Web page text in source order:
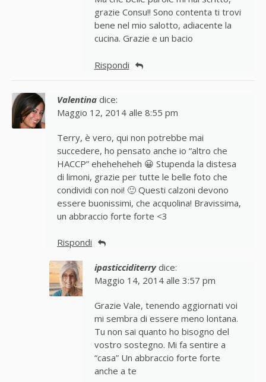
grazie Consu!! Sono contenta ti trovi
bene nel mio salotto, adiacente la
cucina. Grazie e un bacio
Rispondi
Valentina dice:
Maggio 12, 2014 alle 8:55 pm
Terry, è vero, qui non potrebbe mai
succedere, ho pensato anche io “altro che
HACCP” eheheheheh 😀 Stupenda la distesa
di limoni, grazie per tutte le belle foto che
condividi con noi! 🙂 Questi calzoni devono
essere buonissimi, che acquolina! Bravissima,
un abbraccio forte forte <3
Rispondi
ipasticciditerry dice:
Maggio 14, 2014 alle 3:57 pm
Grazie Vale, tenendo aggiornati voi
mi sembra di essere meno lontana.
Tu non sai quanto ho bisogno del
vostro sostegno. Mi fa sentire a
“casa” Un abbraccio forte forte
anche a te